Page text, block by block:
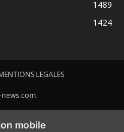
1489
1424
LEGALES
mobile